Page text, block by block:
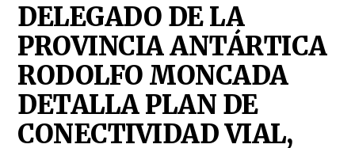
DELEGADO DE LA
PROVINCIA ANTÁRTICA
RODOLFO MONCADA
DETALLA PLAN DE
CONECTIVIDAD VIAL,